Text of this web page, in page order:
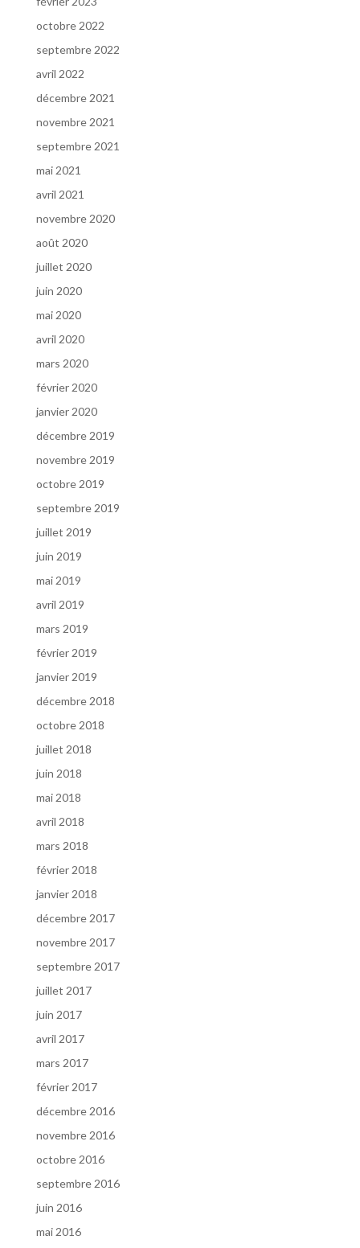
octobre 2022
septembre 2022
avril 2022
décembre 2021
novembre 2021
septembre 2021
mai 2021
avril 2021
novembre 2020
août 2020
juillet 2020
juin 2020
mai 2020
avril 2020
mars 2020
février 2020
janvier 2020
décembre 2019
novembre 2019
octobre 2019
septembre 2019
juillet 2019
juin 2019
mai 2019
avril 2019
mars 2019
février 2019
janvier 2019
décembre 2018
octobre 2018
juillet 2018
juin 2018
mai 2018
avril 2018
mars 2018
février 2018
janvier 2018
décembre 2017
novembre 2017
septembre 2017
juillet 2017
juin 2017
avril 2017
mars 2017
février 2017
décembre 2016
novembre 2016
octobre 2016
septembre 2016
juin 2016
mai 2016